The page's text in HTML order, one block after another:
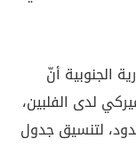
الجنوبية أنّ
لدى الفلبين،
لتنسيق جدول